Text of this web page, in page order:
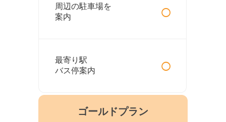
周辺の駐車場を
案内
○
最寄り駅
バス停案内
○
ゴールドプラン